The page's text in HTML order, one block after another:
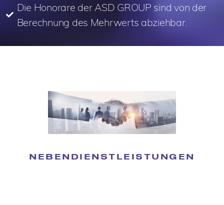
Die Honorare der ASD GROUP sind von der
Berechnung des Mehrwerts abziehbar.
NEBENDIENSTLEISTUNGEN